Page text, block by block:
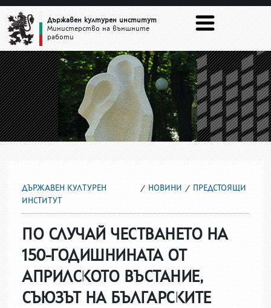
ПРЕДСТОЯЩИ
Държавен културен институт
Министерство на външните
работи
ДЪРЖАВЕН КУЛТУРЕН
ИНСТИТУТ
НОВИНИ ПРЕДСТОЯЩИ
ПО СЛУЧАЙ ЧЕСТВАНЕТО НА
150-ГОДИШНИНАТА ОТ
АПРИЛСКОТО ВЪСТАНИЕ,
СЪЮЗЪТ НА БЪЛГАРСКИТЕ